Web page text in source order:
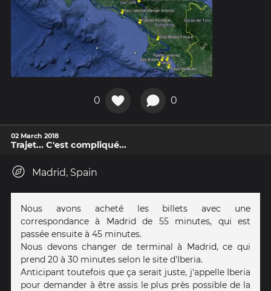
0 0
02 March 2018
Trajet... C'est compliqué...
Madrid, Spain
Nous avons acheté les billets avec une
correspondance à Madrid de 55 minutes, qui est
passée ensuite à 45 minutes.
Nous devons changer de terminal à Madrid, ce qui
prend 20 à 30 minutes selon le site d'Iberia.
Anticipant toutefois que ça serait juste, j'appelle Iberia
pour demander à être assis le plus près possible de la